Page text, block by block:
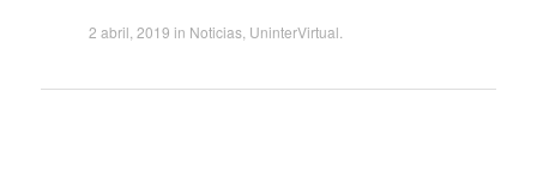
2 abril, 2019 in Noticias, UninterVirtual